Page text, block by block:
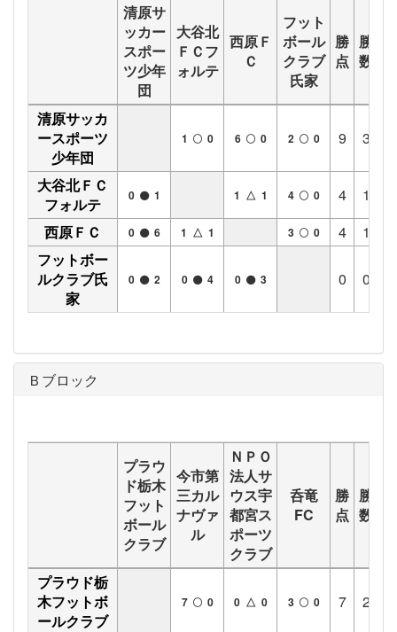
清原サ
ッカー
スポー
ツ少年
団
大谷北
ＦＣフ
ォルテ
西原Ｆ
Ｃ
フット
ボール
クラブ
氏家
勝
点
勝
数
清原サッカ
ースポーツ
少年団
1 0 6 0 2 0 9 3
大谷北ＦＣ
フォルテ
0 1 1 △ 1 4 0 4 1
西原ＦＣ
0 6 1 △ 1 3 0 4 1
フットボー
ルクラブ氏
家
0 2 0 4 0 3 0 0
Ｂブロック
プラウ
ド栃木
フット
ボール
クラブ
今市第
三カル
ナヴァ
ル
ＮＰＯ
法人サ
ウス宇
都宮ス
ポーツ
クラブ
呑竜
FC
勝
点
勝
数
プラウド栃
木フットボ
ールクラブ
7 0 0 △ 0 3 0 7 2